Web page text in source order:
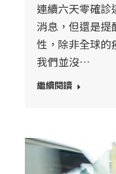
連續六天零確診
消息，但還是提
性，除非全球的
我們並沒…
繼續閱讀